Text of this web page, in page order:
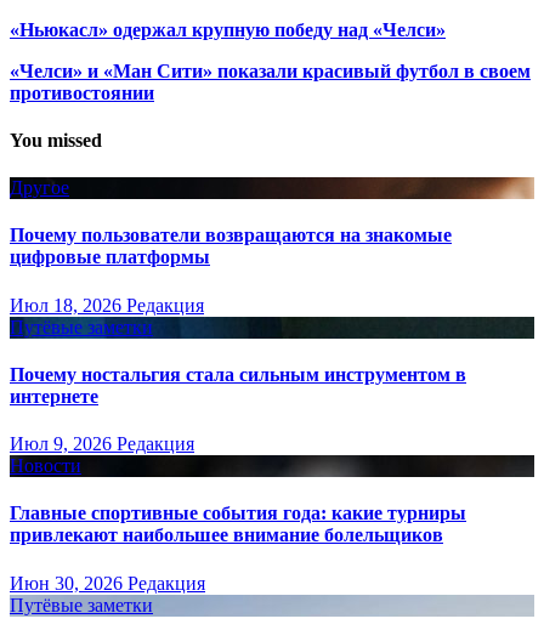
«Ньюкасл» одержал крупную победу над «Челси»
«Челси» и «Ман Сити» показали красивый футбол в своем
противостоянии
You missed
Другое
Почему пользователи возвращаются на знакомые
цифровые платформы
Июл 18, 2026 Редакция
Путёвые заметки
Почему ностальгия стала сильным инструментом в
интернете
Июл 9, 2026 Редакция
Новости
Главные спортивные события года: какие турниры
привлекают наибольшее внимание болельщиков
Июн 30, 2026 Редакция
Путёвые заметки